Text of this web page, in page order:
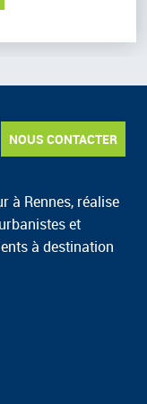
à Rennes, réalise
et
à destination
NOUS CONTACTER